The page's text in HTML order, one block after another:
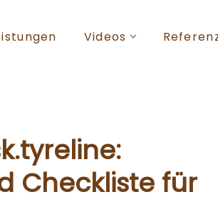
Videos
Checkliste für